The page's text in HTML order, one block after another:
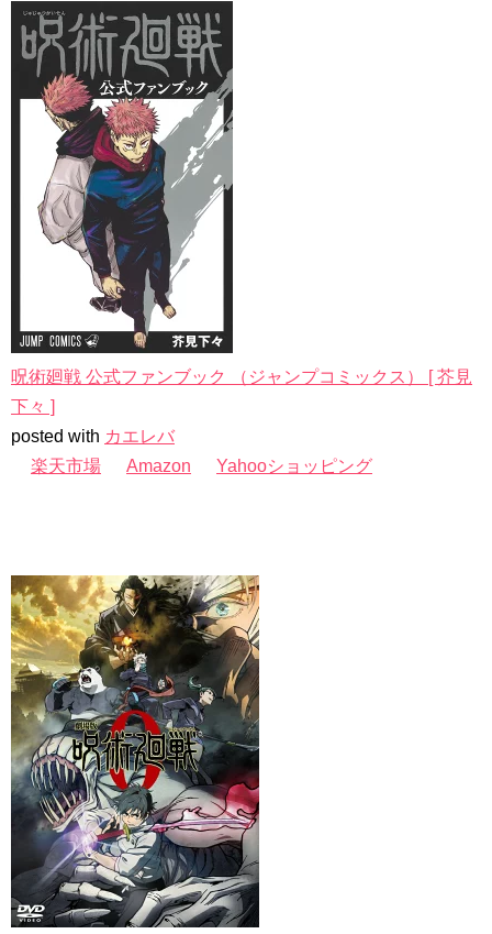
呪術廻戦 公式ファンブック （ジャンプコミックス） [ 芥見
下々 ]
posted with カエレバ
楽天市場
Amazon Yahooショッピング